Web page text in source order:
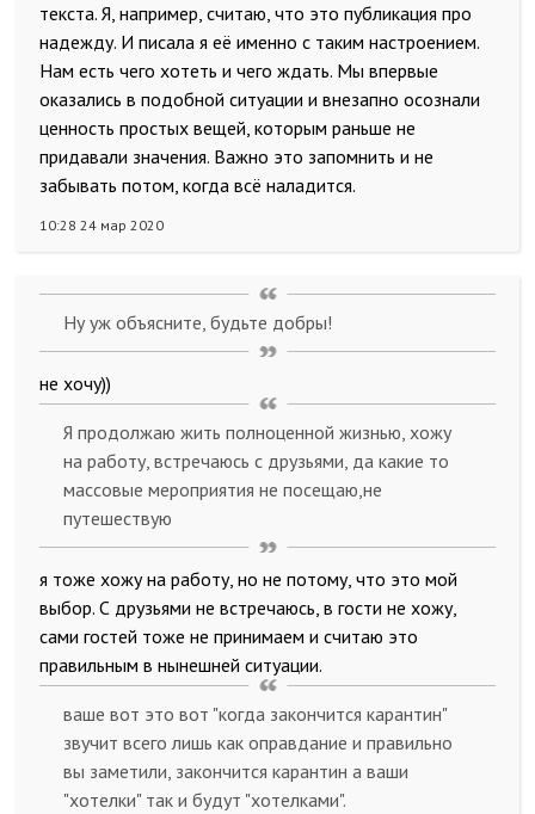
текста. Я, например, считаю, что это публикация про
надежду. И писала я её именно с таким настроением.
Нам есть чего хотеть и чего ждать. Мы впервые
оказались в подобной ситуации и внезапно осознали
ценность простых вещей, которым раньше не
придавали значения. Важно это запомнить и не
забывать потом, когда всё наладится.
10:28 24 мар 2020
Ну уж объясните, будьте добры!
не хочу))
Я продолжаю жить полноценной жизнью, хожу
на работу, встречаюсь с друзьями, да какие то
массовые мероприятия не посещаю,не
путешествую
я тоже хожу на работу, но не потому, что это мой
выбор. С друзьями не встречаюсь, в гости не хожу,
сами гостей тоже не принимаем и считаю это
правильным в нынешней ситуации.
ваше вот это вот "когда закончится карантин"
звучит всего лишь как оправдание и правильно
вы заметили, закончится карантин а ваши
"хотелки" так и будут "хотелками".